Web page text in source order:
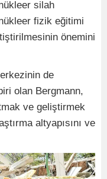
silah
fizik eğitimi
önemini
de
olan Bergmann,
ve geliştirmek
altyapısını ve